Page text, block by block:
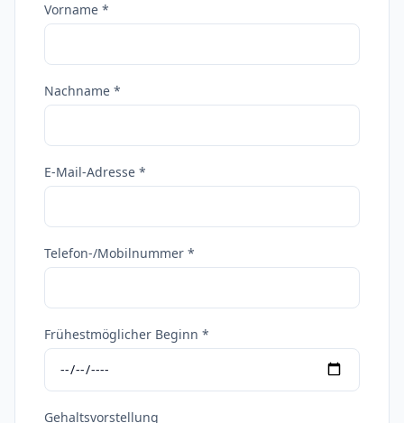
Vorname *
Nachname *
E-Mail-Adresse *
Telefon-/Mobilnummer *
Frühestmöglicher Beginn *
Gehaltsvorstellung